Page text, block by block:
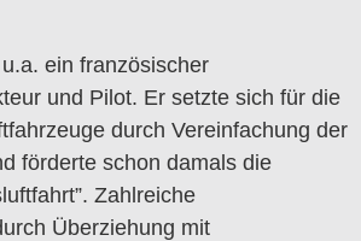
ein französischer
und Pilot. Er setzte sich für die
durch Vereinfachung der
förderte schon damals die
Zahlreiche
Überziehung mit